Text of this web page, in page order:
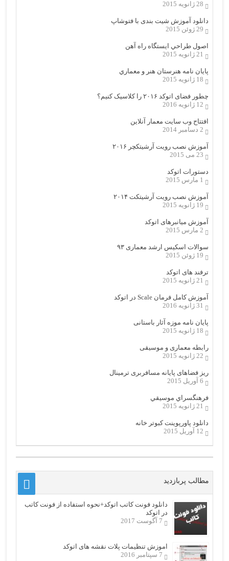
28 ژانویه 2015
دانلود آموزش شیت بندی با فتوشاپ
29 ژوئن 2015
اصول طراحي ایستگاه راه آهن
21 ژانویه 2015
پایان نامه هنرستان هنر و معماري
18 ژانویه 2015
چطور فضای اتوکد ۲۰۱۶ را کلاسیک کنیم؟
12 ژانویه 2016
افتتاح وب سایت معمار آنلاین
2 دسامبر 2014
آموزش نصب رویت آرشیتکچر ۲۰۱۶
23 می 2015
دستورات اتوکد
1 مارس 2015
آموزش نصب رویت آرشیتکت ۲۰۱۴
19 ژانویه 2015
آموزش میانبرهای اتوکد
2 مارس 2015
سوالات اسکیس ارشد معماری ۹۳
19 ژوئن 2015
ترفند های اتوکد
21 ژانویه 2015
آموزش کامل فرمان Scale در اتوکد
31 ژانویه 2016
پایان نامه موزه آثار باستانی
18 ژانویه 2015
رابطه معماری و موسیقی
22 ژانویه 2015
ریز فضاهای پایانه مسافربری ترمینال
6 آوریل 2015
فرهنگسراي موسيقي
21 ژانویه 2015
دانلود پاورپوینت کبوتر خانه
12 آوریل 2015
مطالب پربازدید
دانلود فونت کاتب اتوکد+نحوه استفاده از فونت کاتب
در اتوکد
7 آگوست 2017
اموزش تنظیمات پلات نقشه های اتوکد
7 سپتامبر 2016